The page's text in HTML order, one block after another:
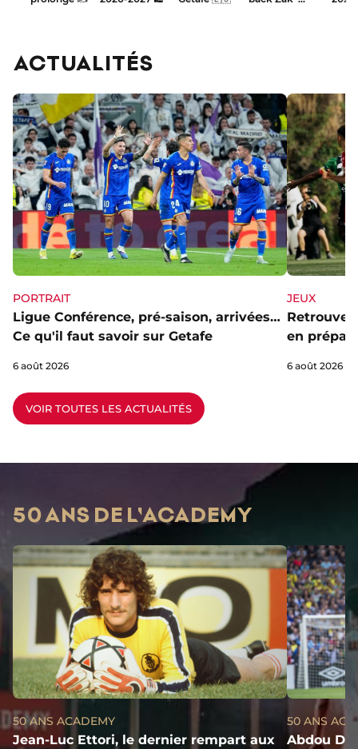
ACTUALITÉS
PORTRAIT
Ligue Conférence, pré-saison, arrivées…
Ce qu'il faut savoir sur Getafe
6 août 2026
JEUX
Retrouve
en prépa'
6 août 2026
VOIR TOUTES LES ACTUALITÉS
50 ANS DE L'ACADEMY
50 ANS ACADEMY
Jean-Luc Ettori, le dernier rempart aux
50 ANS
Abdou